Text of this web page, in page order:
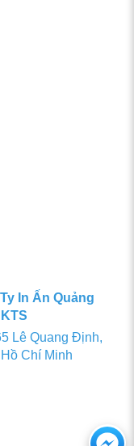
In Ấn Quảng
Lê Quang Định,
Chí Minh